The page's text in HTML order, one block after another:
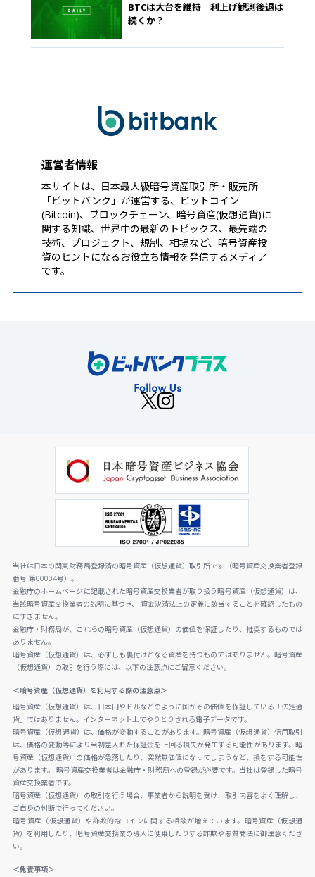
BTCは大台を維持 利上げ観測後退は
続くか？
運営者情報
本サイトは、日本最大級暗号資産取引所・販売所
「ビットバンク」が運営する、ビットコイン
(Bitcoin)、ブロックチェーン、暗号資産(仮想通貨)に
関する知識、世界中の最新のトピックス、最先端の
技術、プロジェクト、規制、相場など、暗号資産投
資のヒントになるお役立ち情報を発信するメディア
です。
当社は日本の関東財務局登録済の暗号資産（仮想通貨）取引所です（暗号資産交換業者登録
番号 第00004号）。
金融庁のホームページに記載された暗号資産交換業者が取り扱う暗号資産（仮想通貨）は、
当該暗号資産交換業者の説明に基づき、 資金決済法上の定義に該当することを確認したもの
にすぎません。
金融庁・財務局が、これらの暗号資産（仮想通貨）の価値を保証したり、推奨するものでは
ありません。
暗号資産（仮想通貨）は、必ずしも裏付けとなる資産を持つものではありません。暗号資産
（仮想通貨）の取引を行う際には、以下の注意点にご留意ください。
＜暗号資産（仮想通貨）を利用する際の注意点＞
暗号資産（仮想通貨）は、日本円やドルなどのように国がその価値を保証している「法定通
貨」ではありません。インターネット上でやりとりされる電子データです。
暗号資産（仮想通貨）は、価格が変動することがあります。暗号資産（仮想通貨）信用取引
は、価格の変動等により当初差入れた保証金を上回る損失が発生する可能性があります。暗
号資産（仮想通貨）の価格が急落したり、突然無価値になってしまうなど、損をする可能性
があります。 暗号資産交換業者は金融庁・財務局への登録が必要です。当社は登録した暗号
資産交換業者です。
暗号資産（仮想通貨）の取引を行う場合、事業者から説明を受け、取引内容をよく理解し、
ご自身の判断で行ってください。
暗号資産（仮想通貨）や詐欺的なコインに関する相談が増えています。暗号資産（仮想通
貨）を利用したり、暗号資産交換業の導入に便乗したりする詐欺や悪質商法に御注意くださ
い。
＜免責事項＞